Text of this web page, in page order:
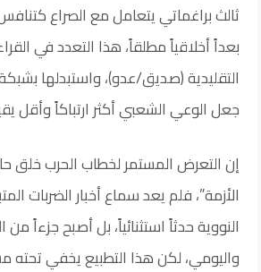
ثالث براغماتي يتعامل مع الصراع
بعداً أخلاقياً مطلقاً، هذا التعدد في
التقليدية (صديق/عدو)، واستبدلها
جعل الوعي الشعبي أكثر ارتباكاً وأقل
إن التعرض المستمر لخطاب الحرب خلق
الأزمة”، فلم يعد سماع أخبار الضربات
النووية حدثاً استثنائياً، بل أصبح جزءاً من
واليومي، لكن هذا التطبيع يخفي تحته